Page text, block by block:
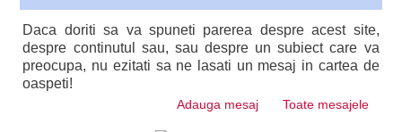
Daca doriti sa va spuneti parerea despre acest site,
despre continutul sau, sau despre un subiect care va
preocupa, nu ezitati sa ne lasati un mesaj in cartea de
oaspeti!
Adauga mesaj Toate mesajele